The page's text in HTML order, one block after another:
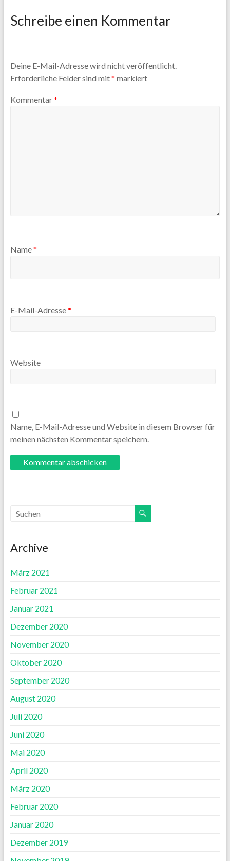
Schreibe einen Kommentar
Deine E-Mail-Adresse wird nicht veröffentlicht.
Erforderliche Felder sind mit* markiert
Kommentar*
Name*
E-Mail-Adresse*
Website
Name, E-Mail-Adresse und Website in diesem Browser für
meinen nächsten Kommentar speichern.
Archive
März 2021
Februar 2021
Januar 2021
Dezember 2020
November 2020
Oktober 2020
September 2020
August 2020
Juli 2020
Juni 2020
Mai 2020
April 2020
März 2020
Februar 2020
Januar 2020
Dezember 2019